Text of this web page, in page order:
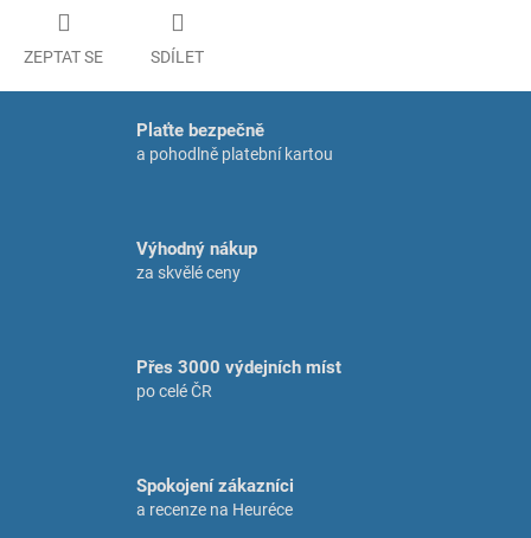
ZEPTAT SE SDÍLET
Plaťte bezpečně
a pohodlně platební kartou
Výhodný nákup
za skvělé ceny
Přes 3000 výdejních míst
po celé ČR
Spokojení zákazníci
a recenze na Heuréce